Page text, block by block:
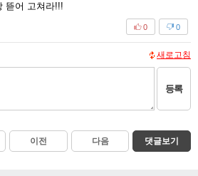
뜯어 고쳐라!!!
0
0
새로고침
등록
이전 다음 댓글보기